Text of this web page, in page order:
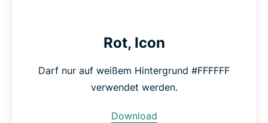
Rot, Icon
Darf nur auf weißem Hintergrund #FFFFFF
verwendet werden.
Download